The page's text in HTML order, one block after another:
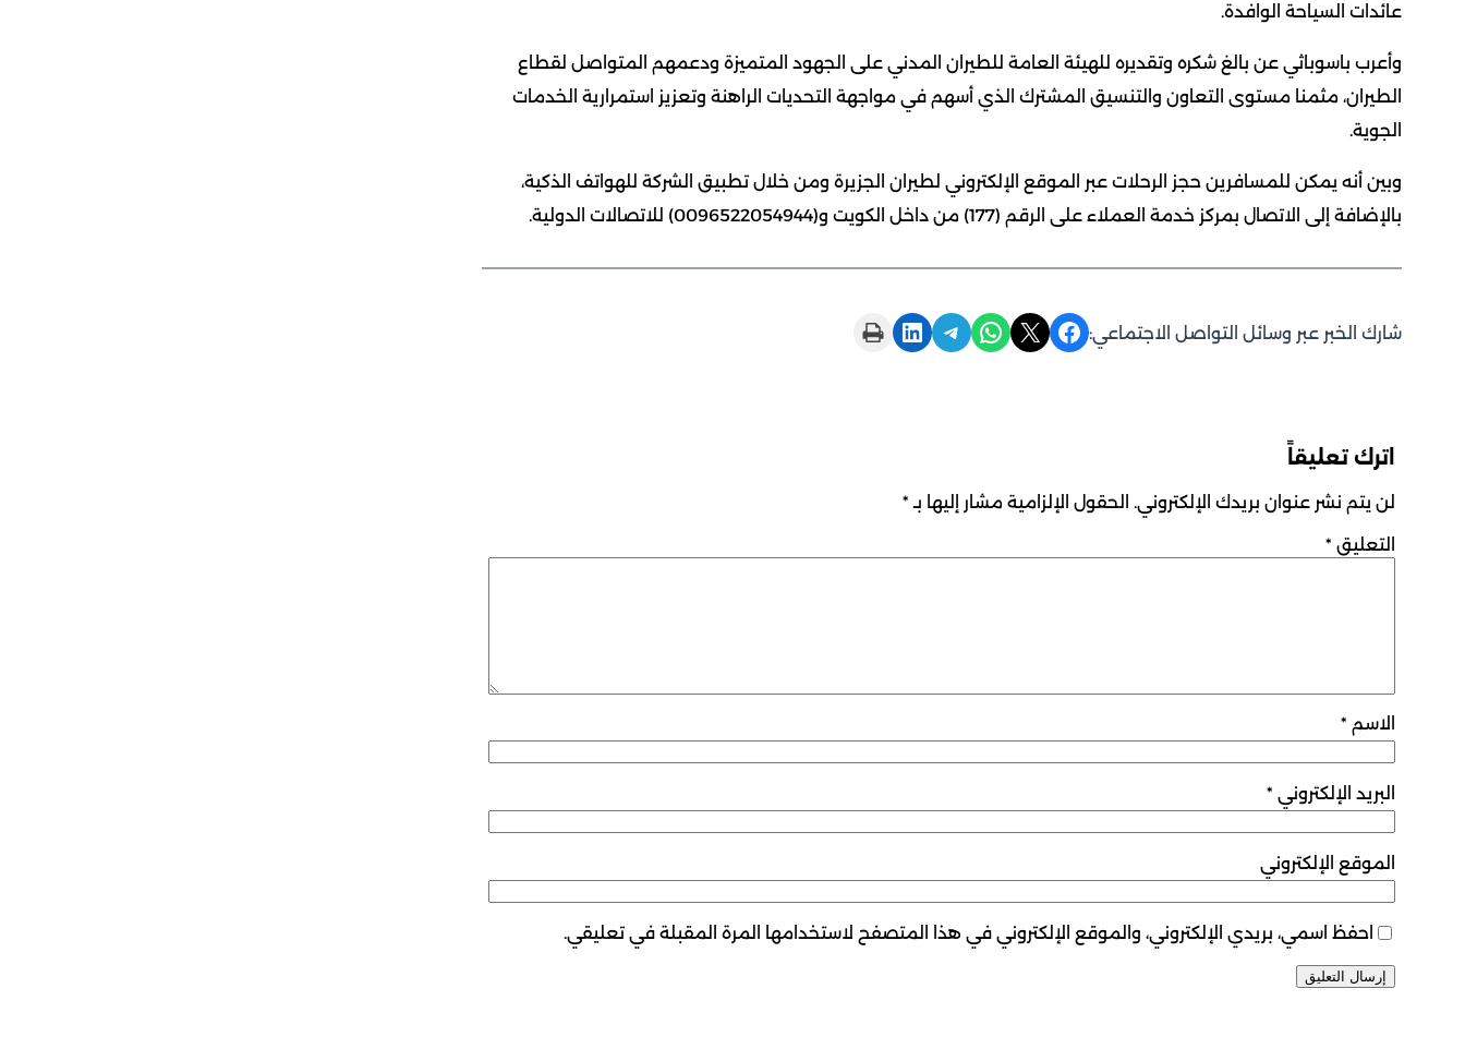
عائدات السياحة الوافدة.
وأعرب باسوباثي عن بالغ شكره وتقديره للهيئة العامة للطيران المدني على الجهود المتميزة ودعمهم المتواصل لقطاع
الطيران، مثمنا مستوى التعاون والتنسيق المشترك الذي أسهم في مواجهة التحديات الراهنة وتعزيز استمرارية الخدمات
الجوية.
وبين أنه يمكن للمسافرين حجز الرحلات عبر الموقع الإلكتروني لطيران الجزيرة ومن خلال تطبيق الشركة للهواتف الذكية،
بالإضافة إلى الاتصال بمركز خدمة العملاء على الرقم (177) من داخل الكويت و(0096522054944) للاتصالات الدولية.
شارك الخبر عبر وسائل التواصل الاجتماعي: Share on Facebook
Share on X
Share on WhatsApp
Share on Telegram
Share on LinkedIn
Print this Page
اترك تعليقاً
لن يتم نشر عنوان بريدك الإلكتروني. الحقول الإلزامية مشار إليها بـ *
التعليق *
الاسم *
البريد الإلكتروني *
الموقع الإلكتروني
احفظ اسمي، بريدي الإلكتروني، والموقع الإلكتروني في هذا المتصفح لاستخدامها المرة المقبلة في تعليقي.